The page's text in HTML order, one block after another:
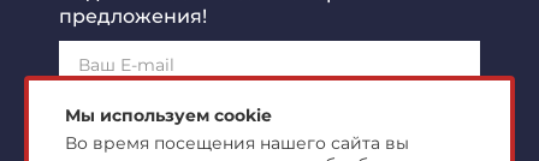
предложения!
Подписаться!
Мы используем cookie
Во время посещения нашего сайта вы